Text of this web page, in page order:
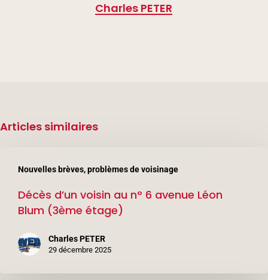
Charles PETER
Articles similaires
Nouvelles brèves, problèmes de voisinage
d’un
voisinDécès d’un voisin au n° 6 avenue Léon
Blum (3ème étage)
Charles PETER
29 décembre 2025